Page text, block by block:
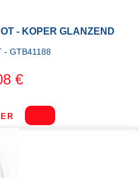
- KOPER GLANZEND
- GTB41188
€